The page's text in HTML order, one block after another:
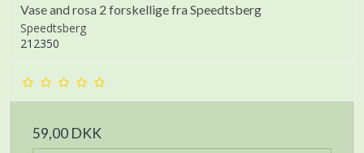
Vase and rosa 2 forskellige fra Speedtsberg
Speedtsberg
212350
59,00 DKK